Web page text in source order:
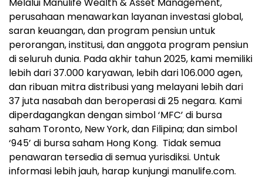
Melalui Manulife Wealth & Asset Management,
perusahaan menawarkan layanan investasi global,
saran keuangan, dan program pensiun untuk
perorangan, institusi, dan anggota program pensiun
di seluruh dunia. Pada akhir tahun 2025, kami memiliki
lebih dari 37.000 karyawan, lebih dari 106.000 agen,
dan ribuan mitra distribusi yang melayani lebih dari
37 juta nasabah dan beroperasi di 25 negara. Kami
diperdagangkan dengan simbol ‘MFC’ di bursa
saham Toronto, New York, dan Filipina; dan simbol
‘945’ di bursa saham Hong Kong. Tidak semua
penawaran tersedia di semua yurisdiksi. Untuk
informasi lebih jauh, harap kunjungi manulife.com.